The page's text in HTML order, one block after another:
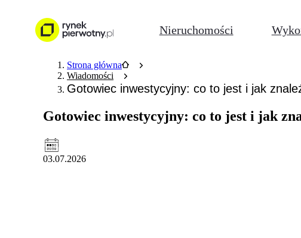
Nieruchomości
Strona główna
Wiadomości
Gotowiec inwestycyjny: co to jest i jak
Gotowiec inwestycyjny: co to jest i jak
03.07.2026